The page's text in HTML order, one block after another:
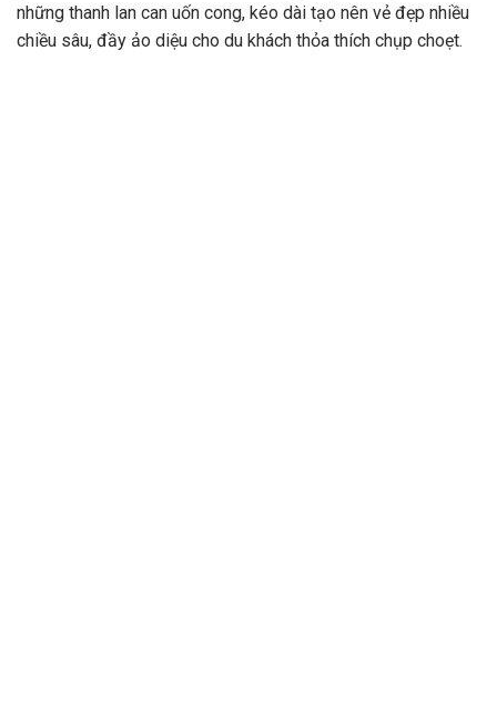
những thanh lan can uốn cong, kéo dài tạo nên vẻ đẹp nhiều
chiều sâu, đầy ảo diệu cho du khách thỏa thích chụp choẹt.